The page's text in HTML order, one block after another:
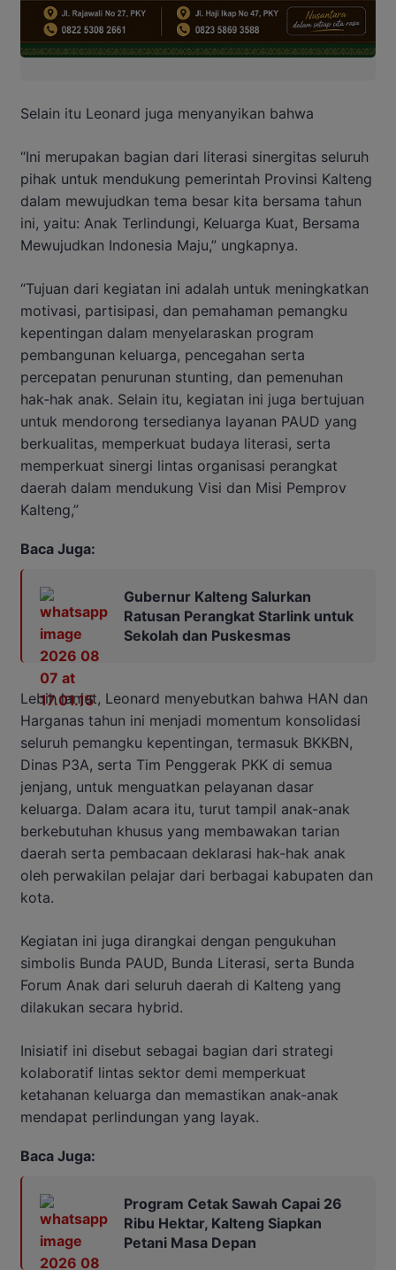
Selain itu Leonard juga menyanyikan bahwa
“Ini merupakan bagian dari literasi sinergitas seluruh
pihak untuk mendukung pemerintah Provinsi Kalteng
dalam mewujudkan tema besar kita bersama tahun
ini, yaitu: Anak Terlindungi, Keluarga Kuat, Bersama
Mewujudkan Indonesia Maju,” ungkapnya.
“Tujuan dari kegiatan ini adalah untuk meningkatkan
motivasi, partisipasi, dan pemahaman pemangku
kepentingan dalam menyelaraskan program
pembangunan keluarga, pencegahan serta
percepatan penurunan stunting, dan pemenuhan
hak‑hak anak. Selain itu, kegiatan ini juga bertujuan
untuk mendorong tersedianya layanan PAUD yang
berkualitas, memperkuat budaya literasi, serta
memperkuat sinergi lintas organisasi perangkat
daerah dalam mendukung Visi dan Misi Pemprov
Kalteng,”
Baca Juga:
Gubernur Kalteng Salurkan
Ratusan Perangkat Starlink untuk
Sekolah dan Puskesmas
Lebih lanjut, Leonard menyebutkan bahwa HAN dan
Harganas tahun ini menjadi momentum konsolidasi
seluruh pemangku kepentingan, termasuk BKKBN,
Dinas P3A, serta Tim Penggerak PKK di semua
jenjang, untuk menguatkan pelayanan dasar
keluarga. Dalam acara itu, turut tampil anak-anak
berkebutuhan khusus yang membawakan tarian
daerah serta pembacaan deklarasi hak-hak anak
oleh perwakilan pelajar dari berbagai kabupaten dan
kota.
Kegiatan ini juga dirangkai dengan pengukuhan
simbolis Bunda PAUD, Bunda Literasi, serta Bunda
Forum Anak dari seluruh daerah di Kalteng yang
dilakukan secara hybrid.
Inisiatif ini disebut sebagai bagian dari strategi
kolaboratif lintas sektor demi memperkuat
ketahanan keluarga dan memastikan anak-anak
mendapat perlindungan yang layak.
Baca Juga:
Program Cetak Sawah Capai 26
Ribu Hektar, Kalteng Siapkan
Petani Masa Depan